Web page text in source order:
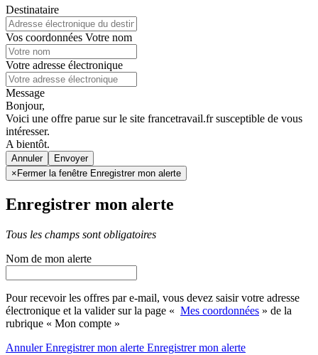
Destinataire
Vos coordonnées Votre nom
Votre adresse électronique
Message
Bonjour,
Voici une offre parue sur le site francetravail.fr susceptible de vous
intéresser.
A bientôt.
Annuler
× Fermer la fenêtre Enregistrer mon alerte
Enregistrer mon alerte
Tous les champs sont obligatoires
Nom de mon alerte
Pour recevoir les offres par e-mail, vous devez saisir votre adresse
électronique et la valider sur la page « Mes coordonnées » de la
rubrique « Mon compte »
AnnulerEnregistrer mon alerte Enregistrermon alerte